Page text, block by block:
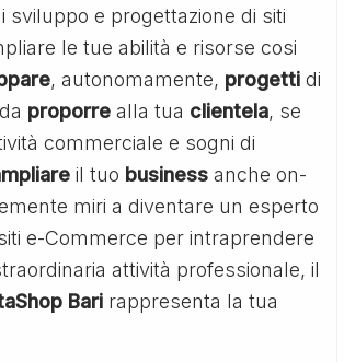
sviluppo e progettazione di siti
le tue abilità e risorse cosi
, autonomamente, progetti di
proporre alla tua clientela, se
commerciale e sogni di
il tuo business anche on-
miri a diventare un esperto
e-Commerce per intraprendere
attività professionale, il
Bari rappresenta la tua